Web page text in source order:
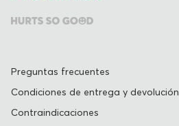
Preguntas frecuentes
Condiciones de entrega y devolución
Contraindicaciones